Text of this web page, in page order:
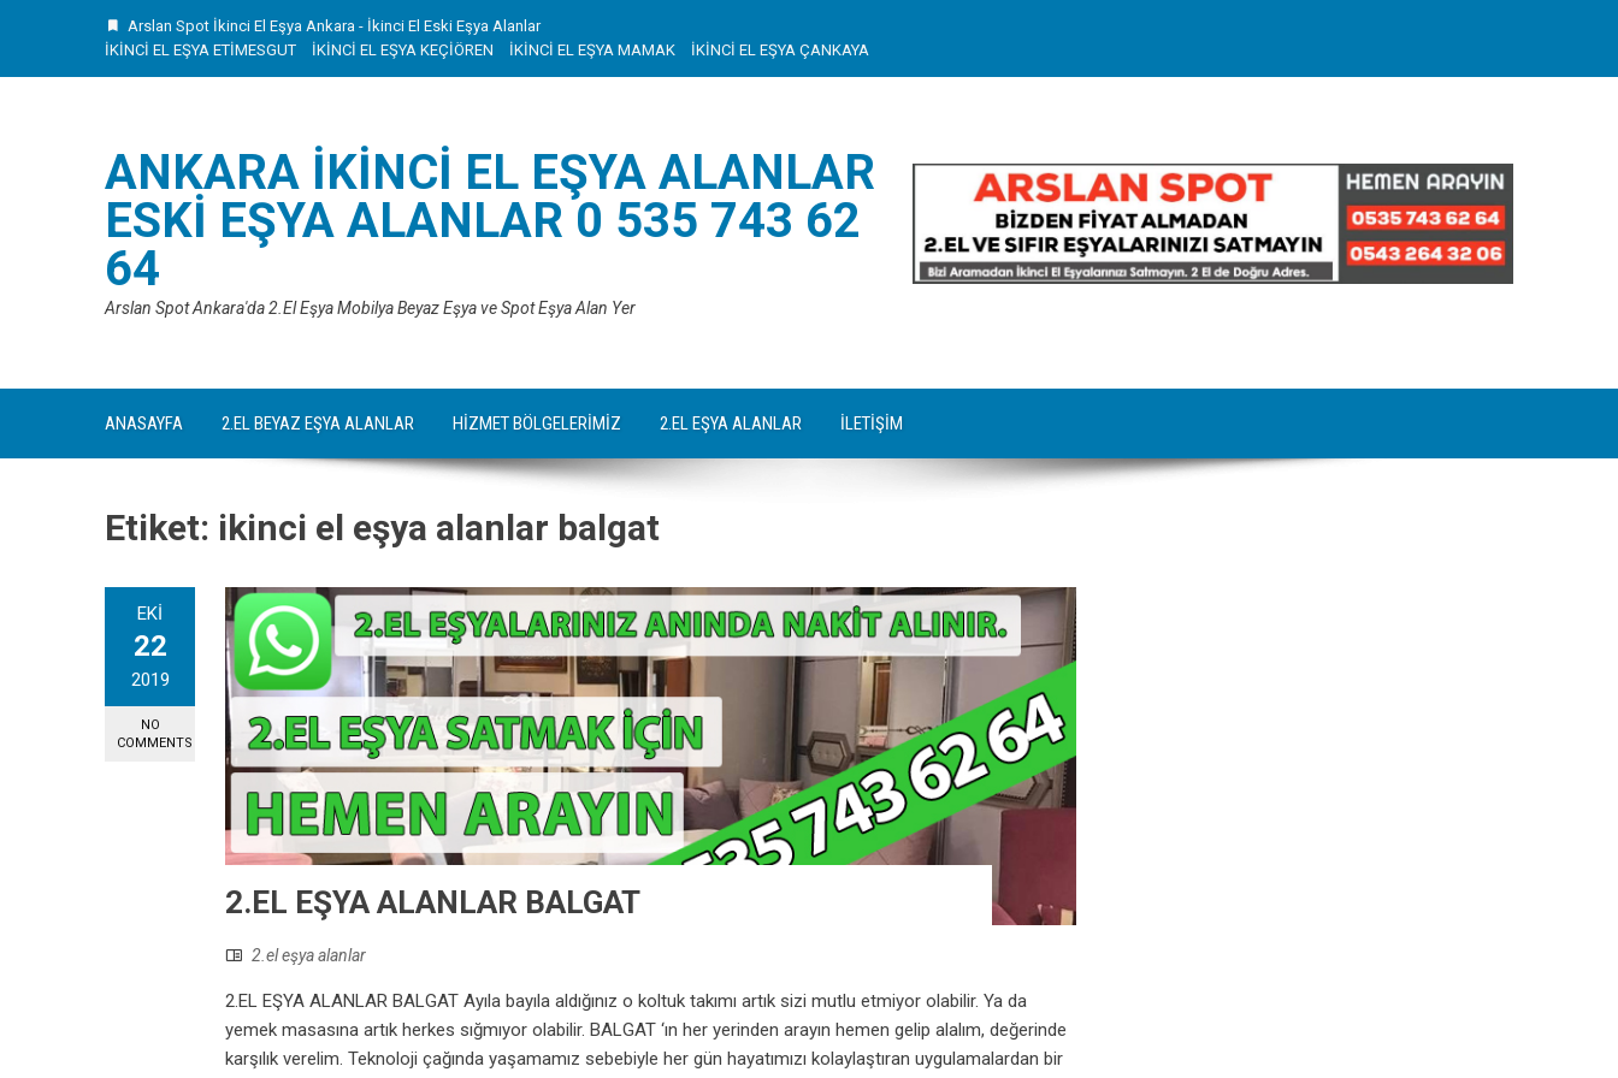
Arslan Spot İkinci El Eşya Ankara - İkinci El Eski Eşya Alanlar
İKİNCİ EL EŞYA ETİMESGUT
İKİNCİ EL EŞYA KEÇİÖREN İKİNCİ EL EŞYA MAMAK İKİNCİ EL EŞYA ÇANKAYA
ANKARA İKINCI EL EŞYA ALANLAR
ESKI EŞYA ALANLAR 0 535 743 62
64
Arslan Spot Ankara'da 2.El Eşya Mobilya Beyaz Eşya ve Spot Eşya Alan Yer
ANASAYFA 2.EL BEYAZ EŞYA ALANLAR HİZMET BÖLGELERİMİZ 2.EL EŞYA ALANLAR İLETİŞİM
Etiket: ikinci el eşya alanlar balgat
EKI
22
2019
NO
COMMENTS
2.EL EŞYA ALANLAR BALGAT
2.el eşya alanlar
2.EL EŞYA ALANLAR BALGAT Ayıla bayıla aldığınız o koltuk takımı artık sizi mutlu etmiyor olabilir. Ya da
yemek masasına artık herkes sığmıyor olabilir. BALGAT ‘ın her yerinden arayın hemen gelip alalım, değerinde
karşılık verelim. Teknoloji çağında yaşamamız sebebiyle her gün hayatımızı kolaylaştıran uygulamalardan bir